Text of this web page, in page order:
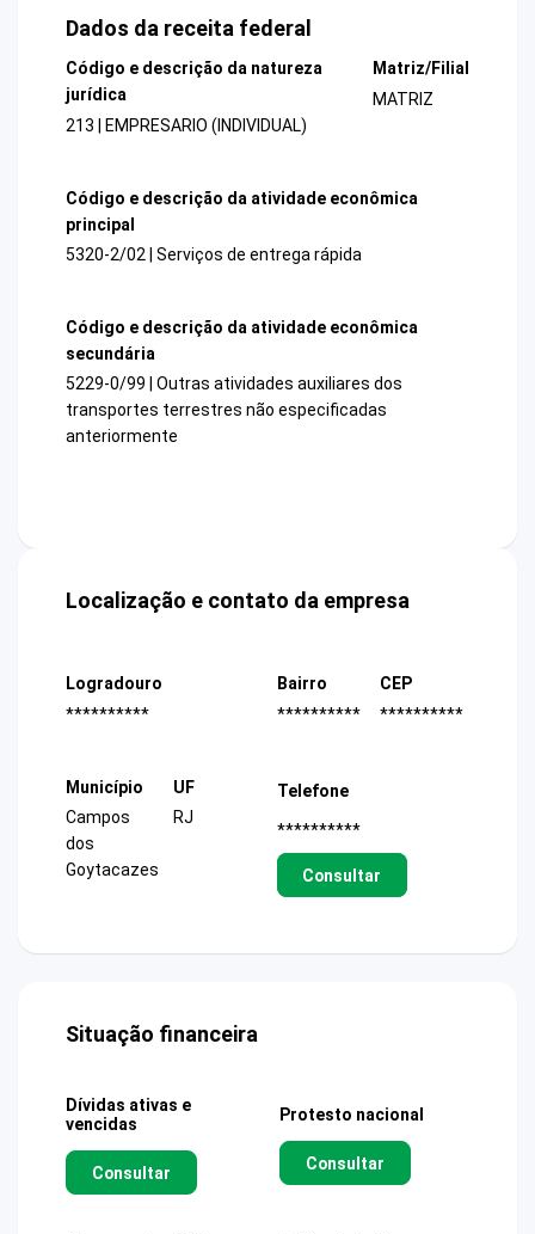
Dados da receita federal
Código e descrição da natureza
jurídica
213 | EMPRESARIO (INDIVIDUAL)
Matriz/Filial
MATRIZ
Código e descrição da atividade econômica
principal
5320-2/02 | Serviços de entrega rápida
Código e descrição da atividade econômica
secundária
5229-0/99 | Outras atividades auxiliares dos
transportes terrestres não especificadas
anteriormente
Localização e contato da empresa
Logradouro
**********
Bairro
**********
CEP
**********
Município
Campos
dos
Goytacazes
UF
RJ
Telefone
**********
Consultar
Situação financeira
Dívidas ativas e
vencidas
Consultar
Protesto nacional
Consultar